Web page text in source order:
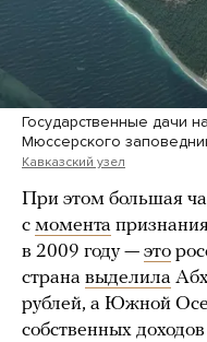
Государственные дачи
Мюссерского
Кавказский узел
При этом большая
с момента
в 2009 году — это
страна выделила
рублей, а Южной
собственных